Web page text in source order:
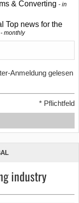
& Converting
in
Top news for the
monthly
Anmeldung gelesen
* Pflichtfeld
industry